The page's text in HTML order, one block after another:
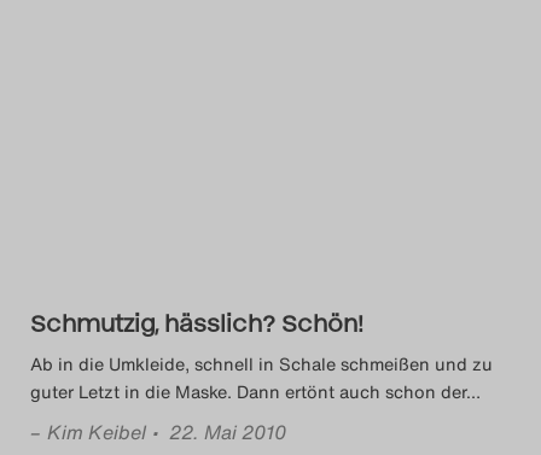
Schmutzig, hässlich? Schön!
Ab in die Umkleide, schnell in Schale schmeißen und zu
guter Letzt in die Maske. Dann ertönt auch schon der…
– Kim Keibel • 22. Mai 2010